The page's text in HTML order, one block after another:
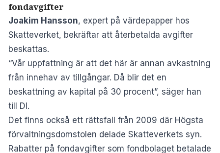
fondavgifter
Joakim Hansson, expert på värdepapper hos
Skatteverket, bekräftar att återbetalda avgifter
beskattas.
“Vår uppfattning är att det här är annan avkastning
från innehav av tillgångar. Då blir det en
beskattning av kapital på 30 procent”, säger han
till DI.
Det finns också ett rättsfall från 2009 där Högsta
förvaltningsdomstolen delade Skatteverkets syn.
Rabatter på fondavgifter som fondbolaget betalade